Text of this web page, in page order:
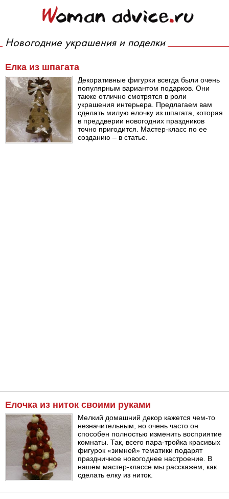
Новогодние украшения и поделки
Елка из шпагата
Декоративные фигурки всегда были очень
популярным вариантом подарков. Они
также отлично смотрятся в роли
украшения интерьера. Предлагаем вам
сделать милую елочку из шпагата, которая
в преддверии новогодних праздников
точно пригодится. Мастер-класс по ее
созданию – в статье.
Елочка из ниток своими руками
Мелкий домашний декор кажется чем-то
незначительным, но очень часто он
способен полностью изменить восприятие
комнаты. Так, всего пара-тройка красивых
фигурок «зимней» тематики подарят
праздничное новогоднее настроение. В
нашем мастер-классе мы расскажем, как
сделать елку из ниток.